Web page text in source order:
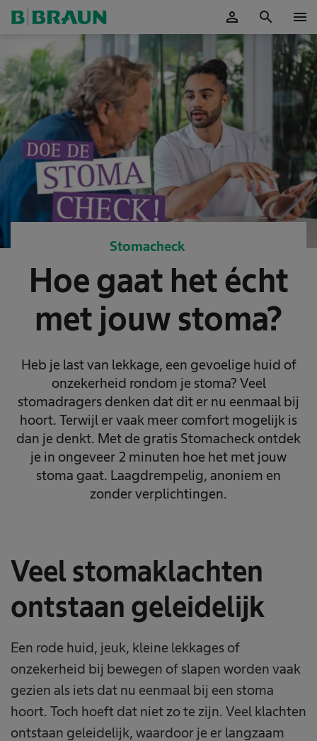
person search menu
Stomacheck
Hoe gaat het écht
met jouw stoma?
Heb je last van lekkage, een gevoelige huid of
onzekerheid rondom je stoma? Veel
stomadragers denken dat dit er nu eenmaal bij
hoort. Terwijl er vaak meer comfort mogelijk is
dan je denkt. Met de gratis Stomacheck ontdek
je in ongeveer 2 minuten hoe het met jouw
stoma gaat. Laagdrempelig, anoniem en
zonder verplichtingen.
Veel stomaklachten
ontstaan geleidelijk
Een rode huid, jeuk, kleine lekkages of
onzekerheid bij bewegen of slapen worden vaak
gezien als iets dat nu eenmaal bij een stoma
hoort. Toch hoeft dat niet zo te zijn. Veel klachten
ontstaan geleidelijk, waardoor je er langzaam